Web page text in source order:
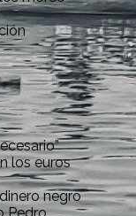
los euros
negro
Pedro